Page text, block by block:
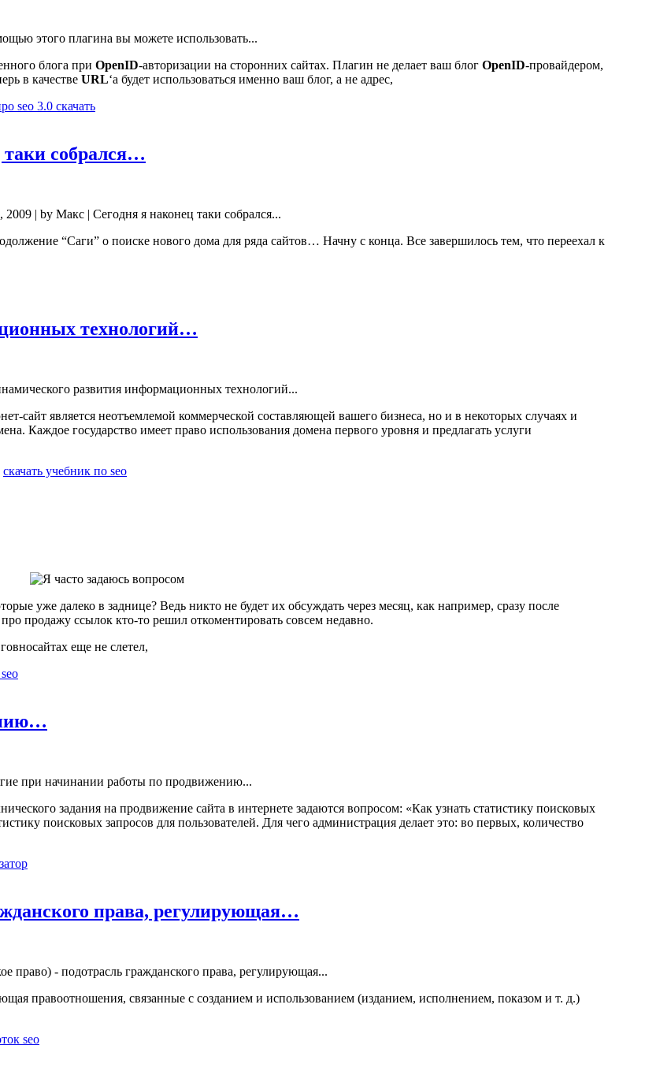
блога при OpenID-авторизации на сторонних сайтах. Плагин не делает ваш блог OpenID-провайдером,
в качестве URL‘а будет использоваться именно ваш блог, а не адрес,
seo 3.0 скачать
таки собрался…
“Саги” о поиске нового дома для ряда сайтов… Начну с конца. Все завершилось тем, что переехал к
технологий…
сайт является неотъемлемой коммерческой составляющей вашего бизнеса, но и в некоторых случаях и
Каждое государство имеет право использования домена первого уровня и предлагать услуги
скачать учебник по seo
уже далеко в заднице? Ведь никто не будет их обсуждать через месяц, как например, сразу после
продажу ссылок кто-то решил откоментировать совсем недавно.
еще не слетел,
задания на продвижение сайта в интернете задаются вопросом: «Как узнать статистику поисковых
поисковых запросов для пользователей. Для чего администрация делает это: во первых, количество
права, регулирующая…
правоотношения, связанные с созданием и использованием (изданием, исполнением, показом и т. д.)
seo